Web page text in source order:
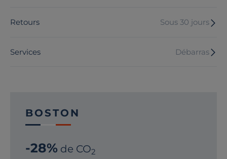
Retours Sous 30 jours
Services Débarras
BOSTON
-28% de CO2